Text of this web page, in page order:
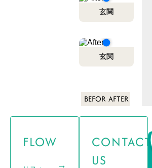
玄関
玄関
BEFOREAFTER
FLOW
→
CONTACT
US